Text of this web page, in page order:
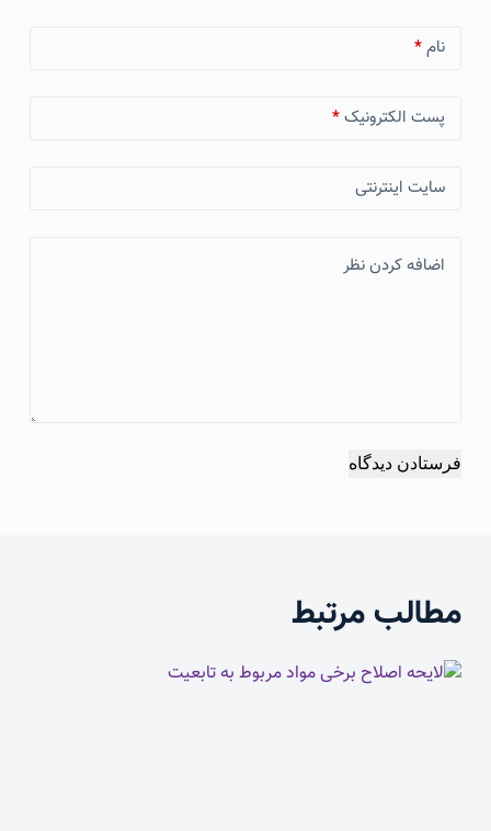
نام*
پست الکترونیک*
سایت اینترنتی
اضافه کردن نظر
فرستادن دیدگاه
مطالب مرتبط